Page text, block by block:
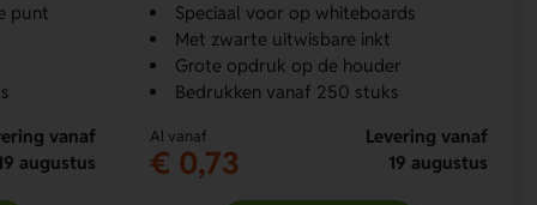
punt
vanaf
augustus
Speciaal voor op whiteboards
Met zwarte uitwisbare inkt
Grote opdruk op de houder
Bedrukken vanaf 250 stuks
Al vanaf
€ 0,73
Levering vanaf
19 augustus